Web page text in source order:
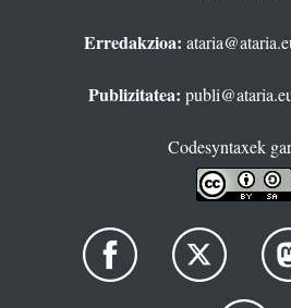
Erredakzioa:
Publizitatea:
Codesyntaxek